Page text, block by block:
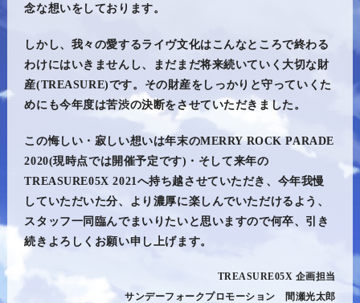
念な想いをしております。
しかし、我々の愛するライヴ文化はこんなところで終わる
わけにはいきませんし、まだまだ将来続いていく大切な財
産(TREASURE)です。その財産をしっかりと守っていくた
めにも今年度は苦渋の決断をさせていただきました。
この悔しい・寂しい想いは年末のMERRY ROCK PARADE
2020(現時点では開催予定です)・そして来年の
TREASURE05X 2021へ持ち越させていただき、今年我慢
していただいた分、より濃厚に楽しんでいただけるよう、
スタッフ一同臨んでまいりたいと思いますので何卒、引き
続きよろしくお願い申し上げます。
TREASURE05X 企画担当
サンデーフォークプロモーション 間瀬光太郎